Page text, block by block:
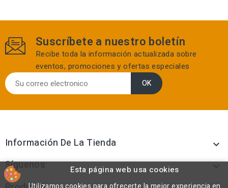
Suscríbete a nuestro boletín
Recibe toda la información actualizada sobre
eventos, promociones y ofertas especiales
Información De La Tienda 
Síguenos 
Esta página web usa cookies